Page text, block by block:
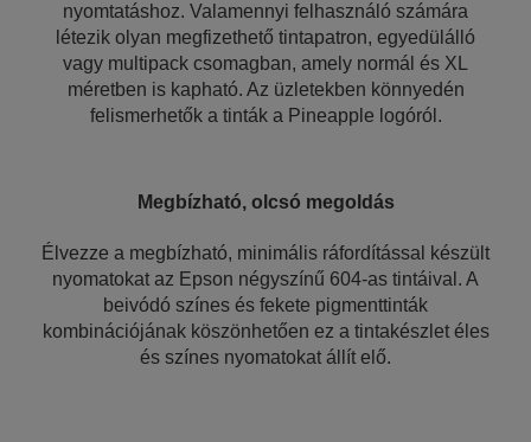
nyomtatáshoz. Valamennyi felhasználó számára
létezik olyan megfizethető tintapatron, egyedülálló
vagy multipack csomagban, amely normál és XL
méretben is kapható. Az üzletekben könnyedén
felismerhetők a tinták a Pineapple logóról.
Megbízható, olcsó megoldás
Élvezze a megbízható, minimális ráfordítással készült
nyomatokat az Epson négyszínű 604-as tintáival. A
beivódó színes és fekete pigmenttinták
kombinációjának köszönhetően ez a tintakészlet éles
és színes nyomatokat állít elő.